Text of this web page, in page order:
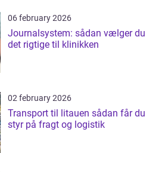
06 february 2026
Journalsystem: sådan vælger du
det rigtige til klinikken
02 february 2026
Transport til litauen sådan får du
styr på fragt og logistik